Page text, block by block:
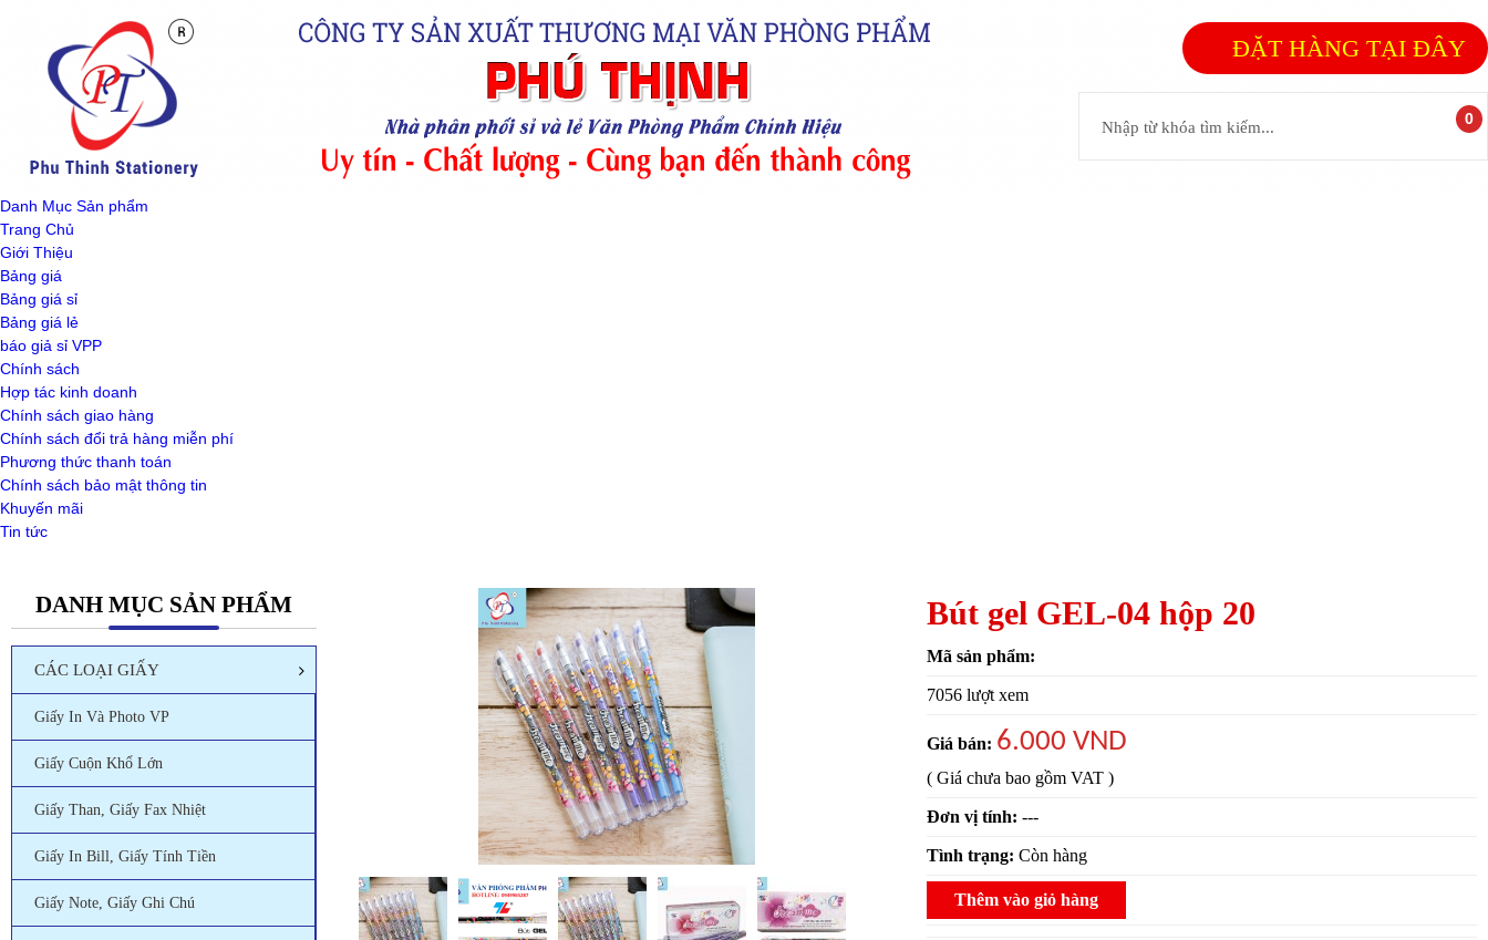
ĐẶT HÀNG TẠI ĐÂY
Danh Mục Sản phẩm
Trang Chủ
Giới Thiệu
Bảng giá
Bảng giá sỉ
Bảng giá lẻ
báo giả sỉ VPP
Chính sách
Hợp tác kinh doanh
Chính sách giao hàng
Chính sách đổi trả hàng miễn phí
Phương thức thanh toán
Chính sách bảo mật thông tin
Khuyến mãi
Tin tức
DANH MỤC SẢN PHẨM
CÁC LOẠI GIẤY
Giấy In Và Photo VP
Giấy Cuộn Khổ Lớn
Giấy Than, Giấy Fax Nhiệt
Giấy In Bill, Giấy Tính Tiền
Giấy Note, Giấy Ghi Chú
Bút gel GEL-04 hộp 20
Mã sản phẩm:
7056 lượt xem
Giá bán: 6.000 VND
( Giá chưa bao gồm VAT )
Đơn vị tính: ---
Tình trạng: Còn hàng
Thêm vào giỏ hàng
0